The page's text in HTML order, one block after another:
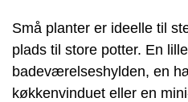
Små planter er ideelle til
plads til store potter. En
badeværelseshylden, en
køkkenvinduet eller en